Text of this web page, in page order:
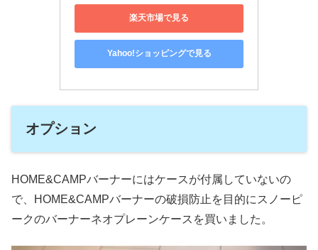
楽天市場で見る
Yahoo!ショッピングで見る
オプション
HOME&CAMPバーナーにはケースが付属していないの
で、HOME&CAMPバーナーの破損防止を目的にスノーピ
ークのバーナーネオプレーンケースを買いました。